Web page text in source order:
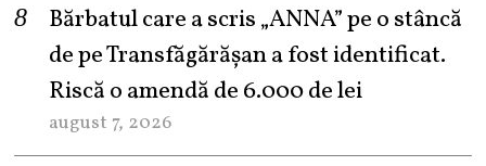
Bărbatul care a scris „ANNA” pe o stâncă
de pe Transfăgărășan a fost identificat.
Riscă o amendă de 6.000 de lei
august 7, 2026